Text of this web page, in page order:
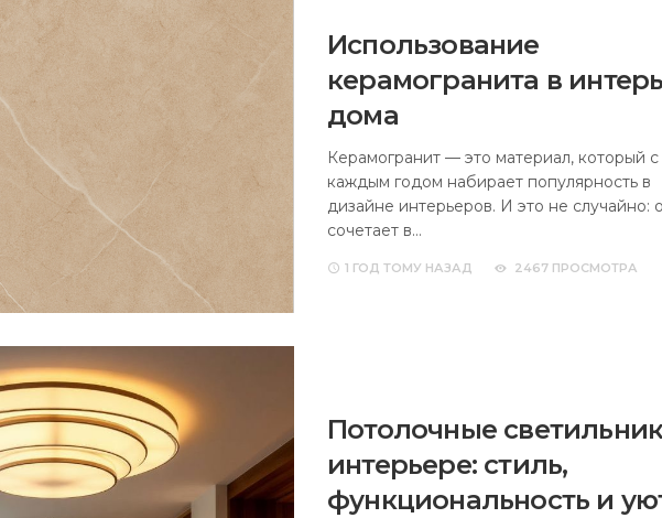
Использование
керамогранита в
дома
Керамогранит — это материал, который с
каждым годом набирает популярность в
дизайне интерьеров. И это не случайно:
сочетает в…
1 ГОД ТОМУ НАЗАД 2467 ПРОСМОТРА
Потолочные
интерьере: стиль,
функциональность и